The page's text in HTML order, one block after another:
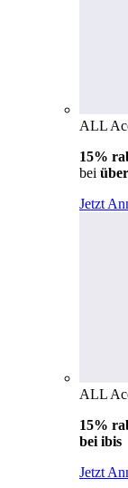
ALL
15%
bei
Jetzt
ALL
15%
bei ibis
Jetzt